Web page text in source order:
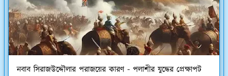
নবাব সিরাজউদ্দৌলার পরাজয়ের কারণ - পলাশীর যুদ্ধের প্রেক্ষাপট